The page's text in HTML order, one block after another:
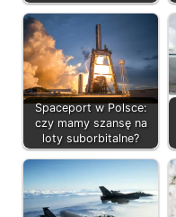
Spaceport w Polsce:
czy mamy szansę na
loty suborbitalne?